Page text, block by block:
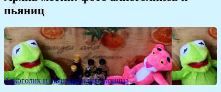
пьяниц
Алкоголик и пьяница: в чем разница